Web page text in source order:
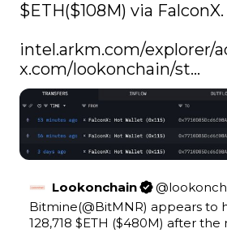
$ETH($108M) via FalconX.
intel.arkm.com/explorer/
x.com/lookonchain/st…
Lookonchain @
Bitmine(@BitMNR) appears to
128,718 $ETH ($480M) after the